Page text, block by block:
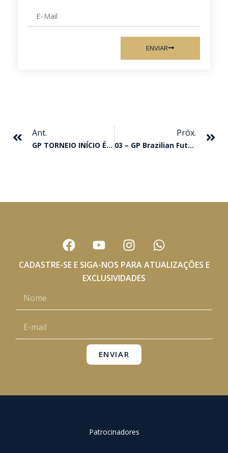
mail
ENVIAR
Ant.
GP TORNEIO INÍCIO É DE CORONITA IN RED
Próx.
03 – GP Brazilian Futurity – (class)
F
a
c
o
Y
o
u
t
e
I
n
s
t
r
m
W
h
a
p
CADASTRE-SE E SIGA-NOS PARA ATUALIZAÇÕES E
EXCLUSIVIDADES
mail
ENVIAR
Patrocinadores